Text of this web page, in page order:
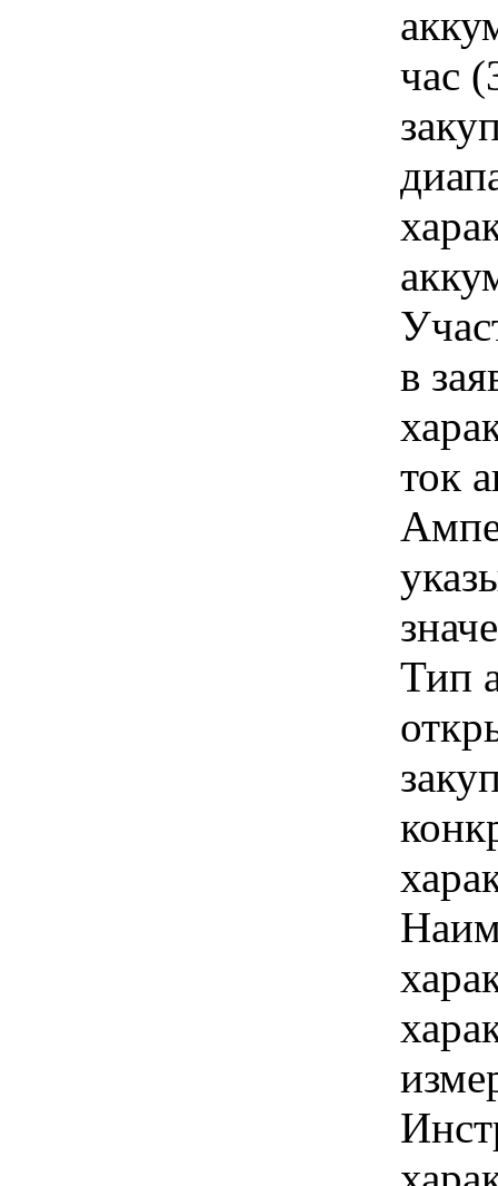
час
в
ток
Тип